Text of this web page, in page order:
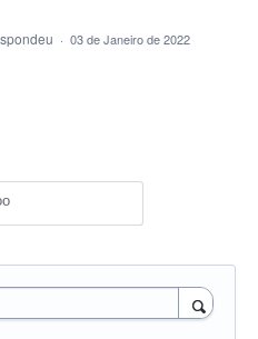
· 03 de Janeiro de 2022